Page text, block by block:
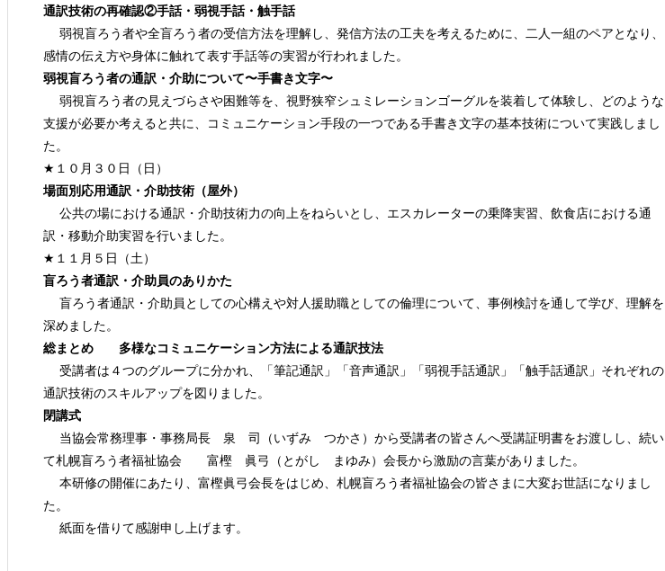
通訳技術の再確認②手話・弱視手話・触手話
弱視盲ろう者や全盲ろう者の受信方法を理解し、発信方法の工夫を考えるために、二人一組のペアとなり、
感情の伝え方や身体に触れて表す手話等の実習が行われました。
弱視盲ろう者の通訳・介助について〜手書き文字〜
弱視盲ろう者の見えづらさや困難等を、視野狭窄シュミレーションゴーグルを装着して体験し、どのような
支援が必要か考えると共に、コミュニケーション手段の一つである手書き文字の基本技術について実践しまし
た。
★１０月３０日（日）
場面別応用通訳・介助技術（屋外）
公共の場における通訳・介助技術力の向上をねらいとし、エスカレーターの乗降実習、飲食店における通
訳・移動介助実習を行いました。
★１１月５日（土）
盲ろう者通訳・介助員のありかた
盲ろう者通訳・介助員としての心構えや対人援助職としての倫理について、事例検討を通して学び、理解を
深めました。
総まとめ 多様なコミュニケーション方法による通訳技法
受講者は４つのグループに分かれ、「筆記通訳」「音声通訳」「弱視手話通訳」「触手話通訳」それぞれの
通訳技術のスキルアップを図りました。
閉講式
当協会常務理事・事務局長 泉 司（いずみ つかさ）から受講者の皆さんへ受講証明書をお渡しし、続い
て札幌盲ろう者福祉協会 富樫 眞弓（とがし まゆみ）会長から激励の言葉がありました。
本研修の開催にあたり、富樫眞弓会長をはじめ、札幌盲ろう者福祉協会の皆さまに大変お世話になりまし
た。
紙面を借りて感謝申し上げます。